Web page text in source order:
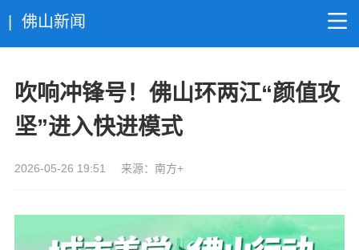
| 佛山新闻
吹响冲锋号！佛山环两江“颜值攻
坚”进入快进模式
2026-05-26 19:51 来源：南方+